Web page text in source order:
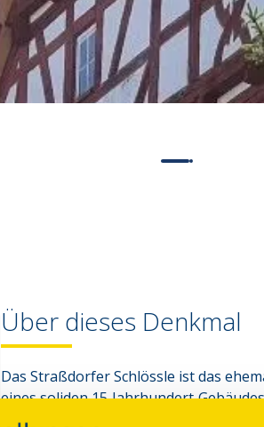
Über dieses Denkmal
Das Straßdorfer Schlössle ist das
eines soliden
umfassend erweitert, wobei der